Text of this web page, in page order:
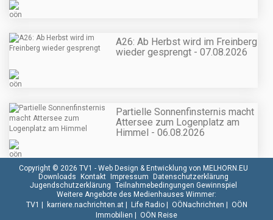
A26: Ab Herbst wird im Freinberg
wieder gesprengt - 07.08.2026
Partielle Sonnenfinsternis macht
Attersee zum Logenplatz am
Himmel - 06.08.2026
Copyright © 2026 TV1 - Web Design & Entwicklung von MELHORN.EU
Downloads Kontakt Impressum Datenschutzerklärung
Jugendschutzerklärung Teilnahmebedingungen Gewinnspiel
Weitere Angebote des Medienhauses Wimmer:
TV1 | karriere.nachrichten.at| Life Radio| OÖNachrichten | OÖN
Immobilien | OÖN Reise